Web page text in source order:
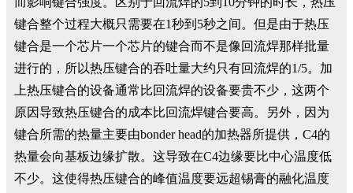
键合整个过程大概只需要在1秒到5秒之间。但是由于热压
键合是一个芯片一个芯片的键合而不是像回流焊那样批量
进行的，所以热压键合的吞吐量大约只有回流焊的1/5。加
上热压键合的设备通常比回流焊的设备要贵不少，这两个
原因导致热压键合的成本比回流焊键合要高。另外，因为
键合所需的热量主要由bonder head的加热器所提供，C4的
热量会向基板边缘扩散。这导致在C4边缘要比中心温度低
不少。这使得热压键合的峰值温度要远超锡膏的融化温度